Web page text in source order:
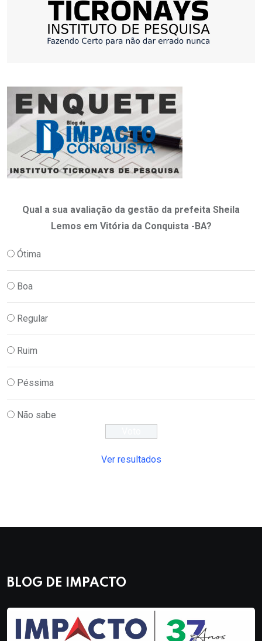
Qual a sua avaliação da gestão da prefeita Sheila
Lemos em Vitória da Conquista -BA?
Ótima
Boa
Regular
Ruim
Péssima
Não sabe
Ver resultados
BLOG DE IMPACTO